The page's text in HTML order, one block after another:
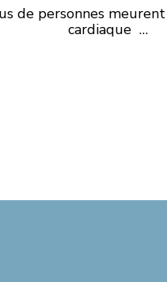
de personnes meurent
cardiaque …